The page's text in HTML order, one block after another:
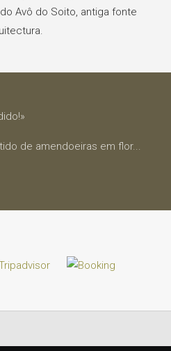
Avô do Soito, antiga fonte
de amendoeiras em flor...